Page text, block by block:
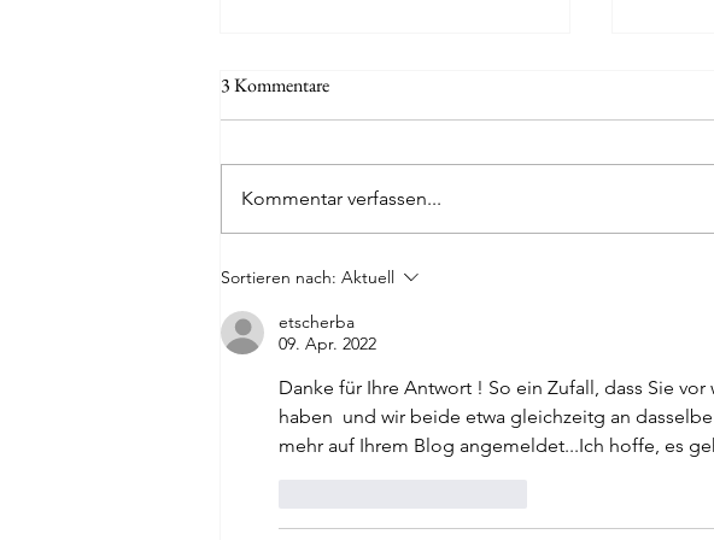
Rape Culture: Eine totalitäre
Ein
3 Kommentare
Kommentar verfassen...
Sortieren nach: Aktuell
etscherba
09. Apr. 2022
Danke für Ihre Antwort ! So ein Zufall, dass Sie
haben  und wir beide etwa gleichzeitg an
mehr auf Ihrem Blog angemeldet...Ich hoffe, es